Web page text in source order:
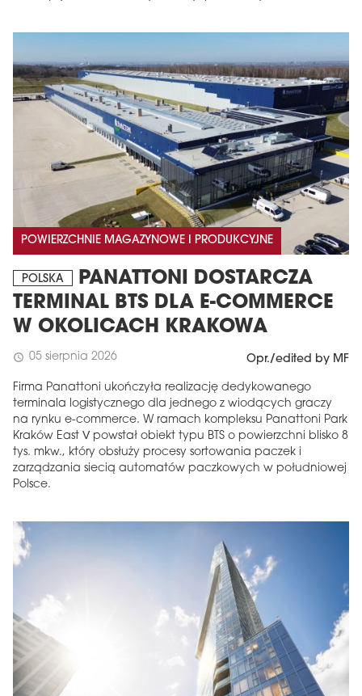
POWIERZCHNIE MAGAZYNOWE I PRODUKCYJNE
POLSKA
PANATTONI DOSTARCZA
TERMINAL BTS DLA E-COMMERCE
W OKOLICACH KRAKOWA
schedule 05 sierpnia 2026 Opr./edited by MF
Firma Panattoni ukończyła realizację dedykowanego
terminala logistycznego dla jednego z wiodących graczy
na rynku e-commerce. W ramach kompleksu Panattoni Park
Kraków East V powstał obiekt typu BTS o powierzchni blisko 8
tys. mkw., który obsłuży procesy sortowania paczek i
zarządzania siecią automatów paczkowych w południowej
Polsce.